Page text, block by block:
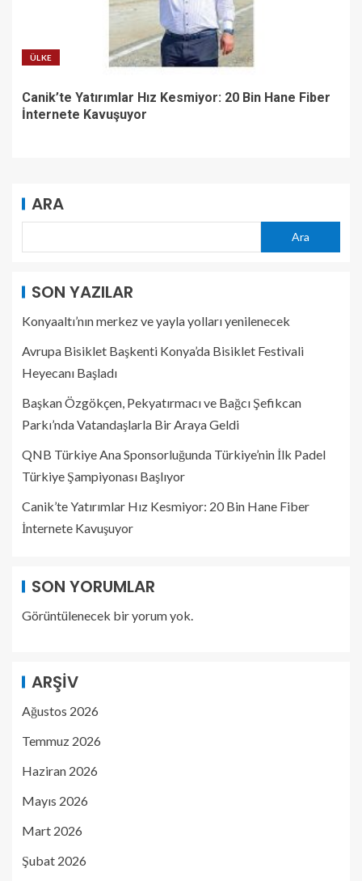
ÜLKE
Canik’te Yatırımlar Hız Kesmiyor: 20 Bin Hane Fiber
İnternete Kavuşuyor
ARA
Ara
SON YAZILAR
Konyaaltı’nın merkez ve yayla yolları yenilenecek
Avrupa Bisiklet Başkenti Konya’da Bisiklet Festivali
Heyecanı Başladı
Başkan Özgökçen, Pekyatırmacı ve Bağcı Şefikcan
Parkı’nda Vatandaşlarla Bir Araya Geldi
QNB Türkiye Ana Sponsorluğunda Türkiye’nin İlk Padel
Türkiye Şampiyonası Başlıyor
Canik’te Yatırımlar Hız Kesmiyor: 20 Bin Hane Fiber
İnternete Kavuşuyor
SON YORUMLAR
Görüntülenecek bir yorum yok.
ARŞIV
Ağustos 2026
Temmuz 2026
Haziran 2026
Mayıs 2026
Mart 2026
Şubat 2026